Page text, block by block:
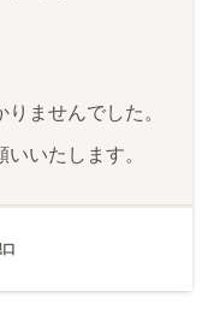
ませんでした。
いたします。